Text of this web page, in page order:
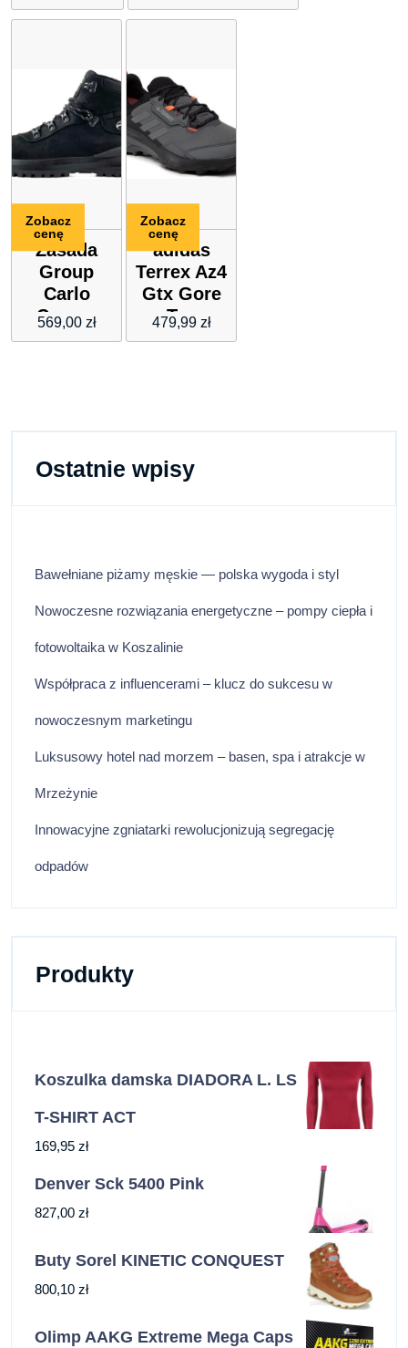
Czarny
Tex 289210
Beżowy
Zasada
Group
Carlo
Czarne
19249H
569,00 zł
Zobacz
cenę
adidas
Terrex Az4
Gtx Gore
Tex
Fz3285
479,99 zł
Zobacz
cenę
Ostatnie wpisy
Bawełniane piżamy męskie — polska wygoda i styl
Nowoczesne rozwiązania energetyczne – pompy ciepła i
fotowoltaika w Koszalinie
Współpraca z influencerami – klucz do sukcesu w
nowoczesnym marketingu
Luksusowy hotel nad morzem – basen, spa i atrakcje w
Mrzeżynie
Innowacyjne zgniatarki rewolucjonizują segregację
odpadów
Produkty
Koszulka damska DIADORA L. LS
T-SHIRT ACT
169,95 zł
Denver Sck 5400 Pink
827,00 zł
Buty Sorel KINETIC CONQUEST
800,10 zł
Olimp AAKG Extreme Mega Caps